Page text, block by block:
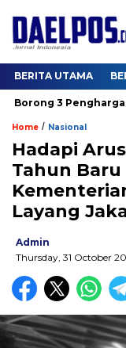
BERITA UTAMA
3 Penghargaan
Home / Nasional
Hadapi
Tahun Baru
Layang
Admin
Thursday, 31 October